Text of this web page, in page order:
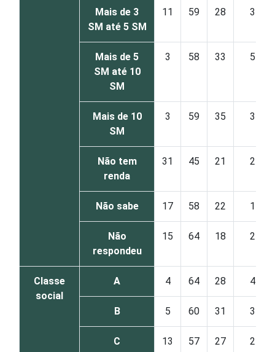
Mais de 3
SM até 5 SM
11 59 28 3
Mais de 5
SM até 10
SM
3 58 33 5
Mais de 10
SM
3 59 35 3
Não tem
renda
31 45 21 2
Não sabe 17 58 22 1
Não
respondeu
15 64 18 2
Classe
social
A 4 64 28 4
B 5 60 31 3
C 13 57 27 2